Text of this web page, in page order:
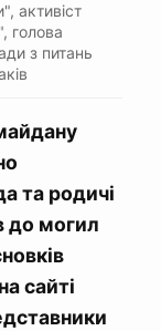
активіст
голова
з питань
та родичі
до могил
на сайті